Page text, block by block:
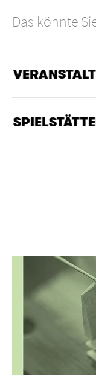
Das könnte